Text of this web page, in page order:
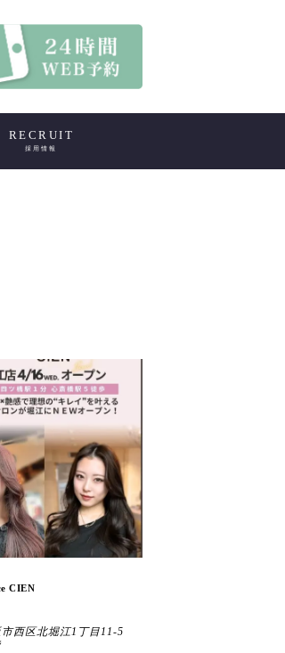
RECRUIT
採用情報
CIEN
西区北堀江1丁目11-5